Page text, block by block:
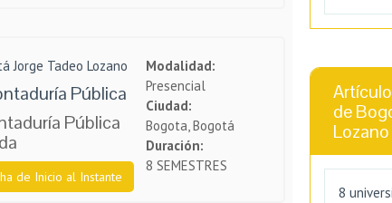
Jorge Tadeo Lozano
Pública
Pública
de Inicio al Instante
Modalidad:
Presencial
Ciudad:
Bogota, Bogotá
Duración:
8 SEMESTRES
de
Lozano
8